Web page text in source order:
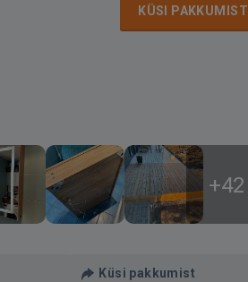
KÜSI PAKKUMIST
+42
Küsi pakkumist